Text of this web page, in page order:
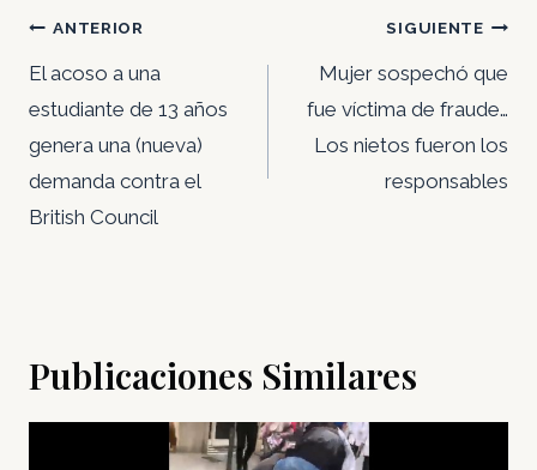
Navegación
de
entradas
ANTERIOR
El acoso a una
estudiante de 13 años
genera una (nueva)
demanda contra el
British Council
SIGUIENTE
Mujer sospechó que
fue víctima de fraude…
Los nietos fueron los
responsables
Publicaciones Similares